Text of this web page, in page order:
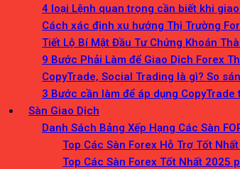
4 loại Lệnh quan trọng cần biết khi
Cách xác định xu hướng Thị Trường
Tiết Lộ Bí Mật Đầu Tư Chứng Khoán
9 Bước Phải Làm để Giao Dịch Forex
CopyTrade, Social Trading là gì? So
3 Bước cần làm để áp dụng CopyTrade
Sàn Giao Dịch
Danh Sách Bảng Xếp Hạng Các Sàn
Top Các Sàn Forex Hỗ Trợ Tốt
Top Các Sàn Forex Tốt Nhất 2025